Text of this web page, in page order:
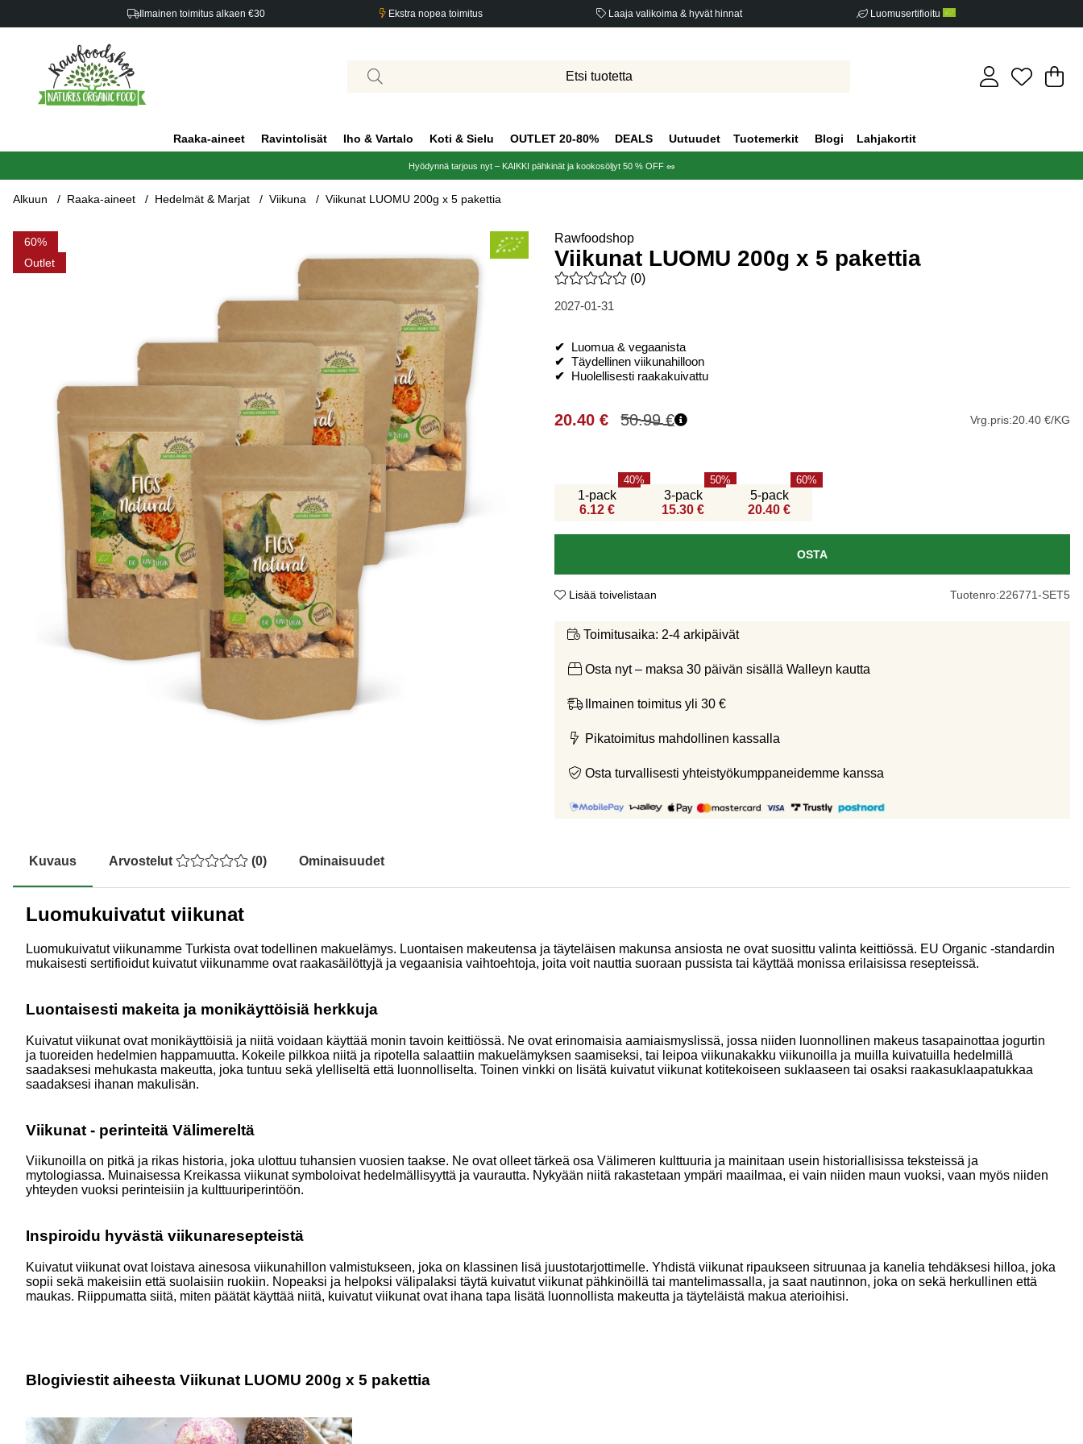
Ilmainen toimitus alkaen €30 Ekstra nopea toimitus Laaja valikoima & hyvät hinnat Luomusertifioitu
.
Raaka-aineet Ravintolisät Iho & Vartalo Koti & Sielu OUTLET 20-80% DEALS Uutuudet Tuotemerkit Blogi Lahjakortit
Hyödynnä tarjous nyt – KAIKKI pähkinät ja kookosöljyt 50 % OFF 🥜
Alkuun Raaka-aineet Hedelmät & Marjat Viikuna Viikunat LUOMU 200g x 5 pakettia
60
Outlet
Tuotekuvat Viikunat LUOMU 200g x 5 pakettia Rawfoodshop
Viikunat LUOMU 200g x 5 pakettia
Keskiarvoluokitus 0 / 5 Arvioiden määrä 0
(0)
2027-01-31
✔
Luomua & vegaanista
✔ Täydellinen viikunahilloon
✔
Huolellisesti raakakuivattu
50.99€
20.40 € Vrg.pris:20.40 €/KG
1-pack
6.12 €
40
3-pack
15.30 €
50
5-pack
20.40 €
60
OSTA
Lisää toivelistaan Tuotenro:226771-SET5
Toimitusaika: 2-4 arkipäivät
Osta nyt – maksa 30 päivän sisällä Walleyn kautta
Ilmainen toimitus yli 30 €
Pikatoimitus mahdollinen kassalla
Osta turvallisesti yhteistyökumppaneidemme kanssa
Kuvaus Arvostelut (0) Ominaisuudet
Luomukuivatut viikunat
Luomukuivatut viikunamme Turkista ovat todellinen makuelämys. Luontaisen makeutensa ja täyteläisen makunsa ansiosta ne ovat suosittu valinta keittiössä. EU Organic -standardin
mukaisesti sertifioidut kuivatut viikunamme ovat raakasäilöttyjä ja vegaanisia vaihtoehtoja, joita voit nauttia suoraan pussista tai käyttää monissa erilaisissa resepteissä.
Luontaisesti makeita ja monikäyttöisiä herkkuja
Kuivatut viikunat ovat monikäyttöisiä ja niitä voidaan käyttää monin tavoin keittiössä. Ne ovat erinomaisia aamiaismyslissä, jossa niiden luonnollinen makeus tasapainottaa jogurtin
ja tuoreiden hedelmien happamuutta. Kokeile pilkkoa niitä ja ripotella salaattiin makuelämyksen saamiseksi, tai leipoa viikunakakku viikunoilla ja muilla kuivatuilla hedelmillä
saadaksesi mehukasta makeutta, joka tuntuu sekä ylelliseltä että luonnolliselta. Toinen vinkki on lisätä kuivatut viikunat kotitekoiseen suklaaseen tai osaksi raakasuklaapatukkaa
saadaksesi ihanan makulisän.
Viikunat - perinteitä Välimereltä
Viikunoilla on pitkä ja rikas historia, joka ulottuu tuhansien vuosien taakse. Ne ovat olleet tärkeä osa Välimeren kulttuuria ja mainitaan usein historiallisissa teksteissä ja
mytologiassa. Muinaisessa Kreikassa viikunat symboloivat hedelmällisyyttä ja vaurautta. Nykyään niitä rakastetaan ympäri maailmaa, ei vain niiden maun vuoksi, vaan myös niiden
yhteyden vuoksi perinteisiin ja kulttuuriperintöön.
Inspiroidu hyvästä viikunaresepteistä
Kuivatut viikunat ovat loistava ainesosa viikunahillon valmistukseen, joka on klassinen lisä juustotarjottimelle. Yhdistä viikunat ripaukseen sitruunaa ja kanelia tehdäksesi hilloa, joka
sopii sekä makeisiin että suolaisiin ruokiin. Nopeaksi ja helpoksi välipalaksi täytä kuivatut viikunat pähkinöillä tai mantelimassalla, ja saat nautinnon, joka on sekä herkullinen että
maukas. Riippumatta siitä, miten päätät käyttää niitä, kuivatut viikunat ovat ihana tapa lisätä luonnollista makeutta ja täyteläistä makua aterioihisi.
Blogiviestit aiheesta Viikunat LUOMU 200g x 5 pakettia